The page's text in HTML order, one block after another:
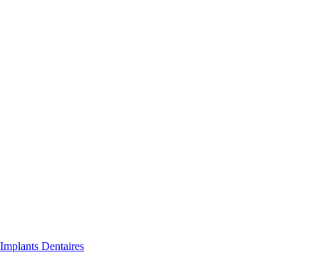
Implants Dentaires